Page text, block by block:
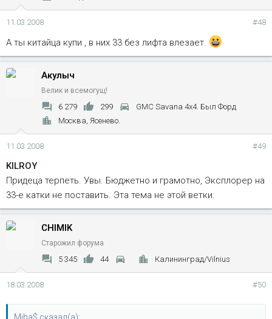
11.03.2008 #48
А ты китайца купи , в них 33 без лифта влезает.
Акулыч
Велик и всемогущ!
6 279 299
GMC Savana 4x4. Был Форд
Москва, Ясенево.
11.03.2008 #49
KILROY
Придеца терпеть. Увы. Бюджетно и грамотно, Эксплорер на
33-е катки не поставить. Эта тема не этой ветки.
CHIMIK
Старожил форума
5 345 44 Калининград/Vilnius
18.03.2008 #50